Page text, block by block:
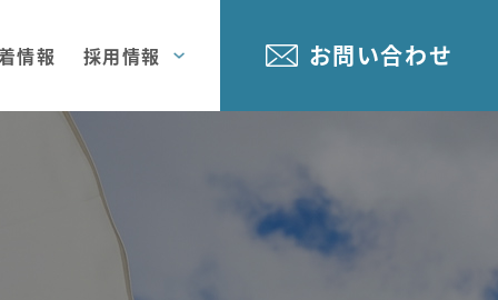
情報 採用情報 お問い合わせ